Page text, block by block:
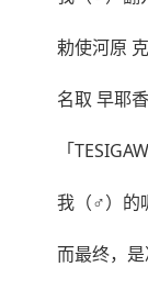
勅使河原
名取 早耶
「
我（♂）的
而最终，是